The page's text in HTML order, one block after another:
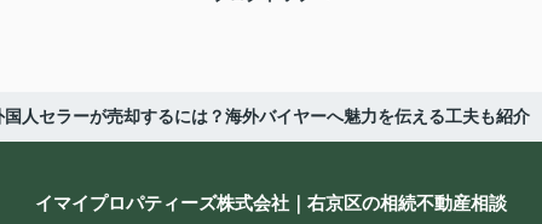
人セラーが売却するには？海外バイヤーへ魅力を伝える工夫も紹介
イマイプロパティーズ株式会社｜右京区の相続不動産相談